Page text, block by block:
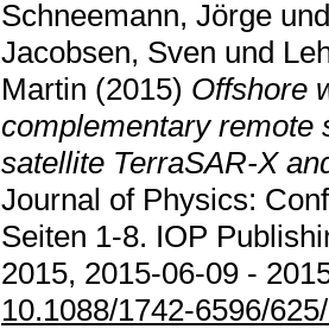
Schneemann, Jörge
Jacobsen, Sven und
Martin (2015) Offshore
complementary remote
satellite TerraSAR-X
Journal of Physics:
Seiten 1-8. IOP
2015, 2015-06-09 -
10.1088/1742-6596/